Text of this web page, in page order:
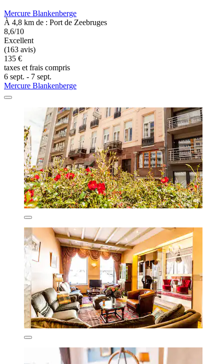
Mercure Blankenberge
À 4,8 km de : Port de Zeebruges
8,6/10
Excellent
(163 avis)
135 €
taxes et frais compris
6 sept. - 7 sept.
Mercure Blankenberge